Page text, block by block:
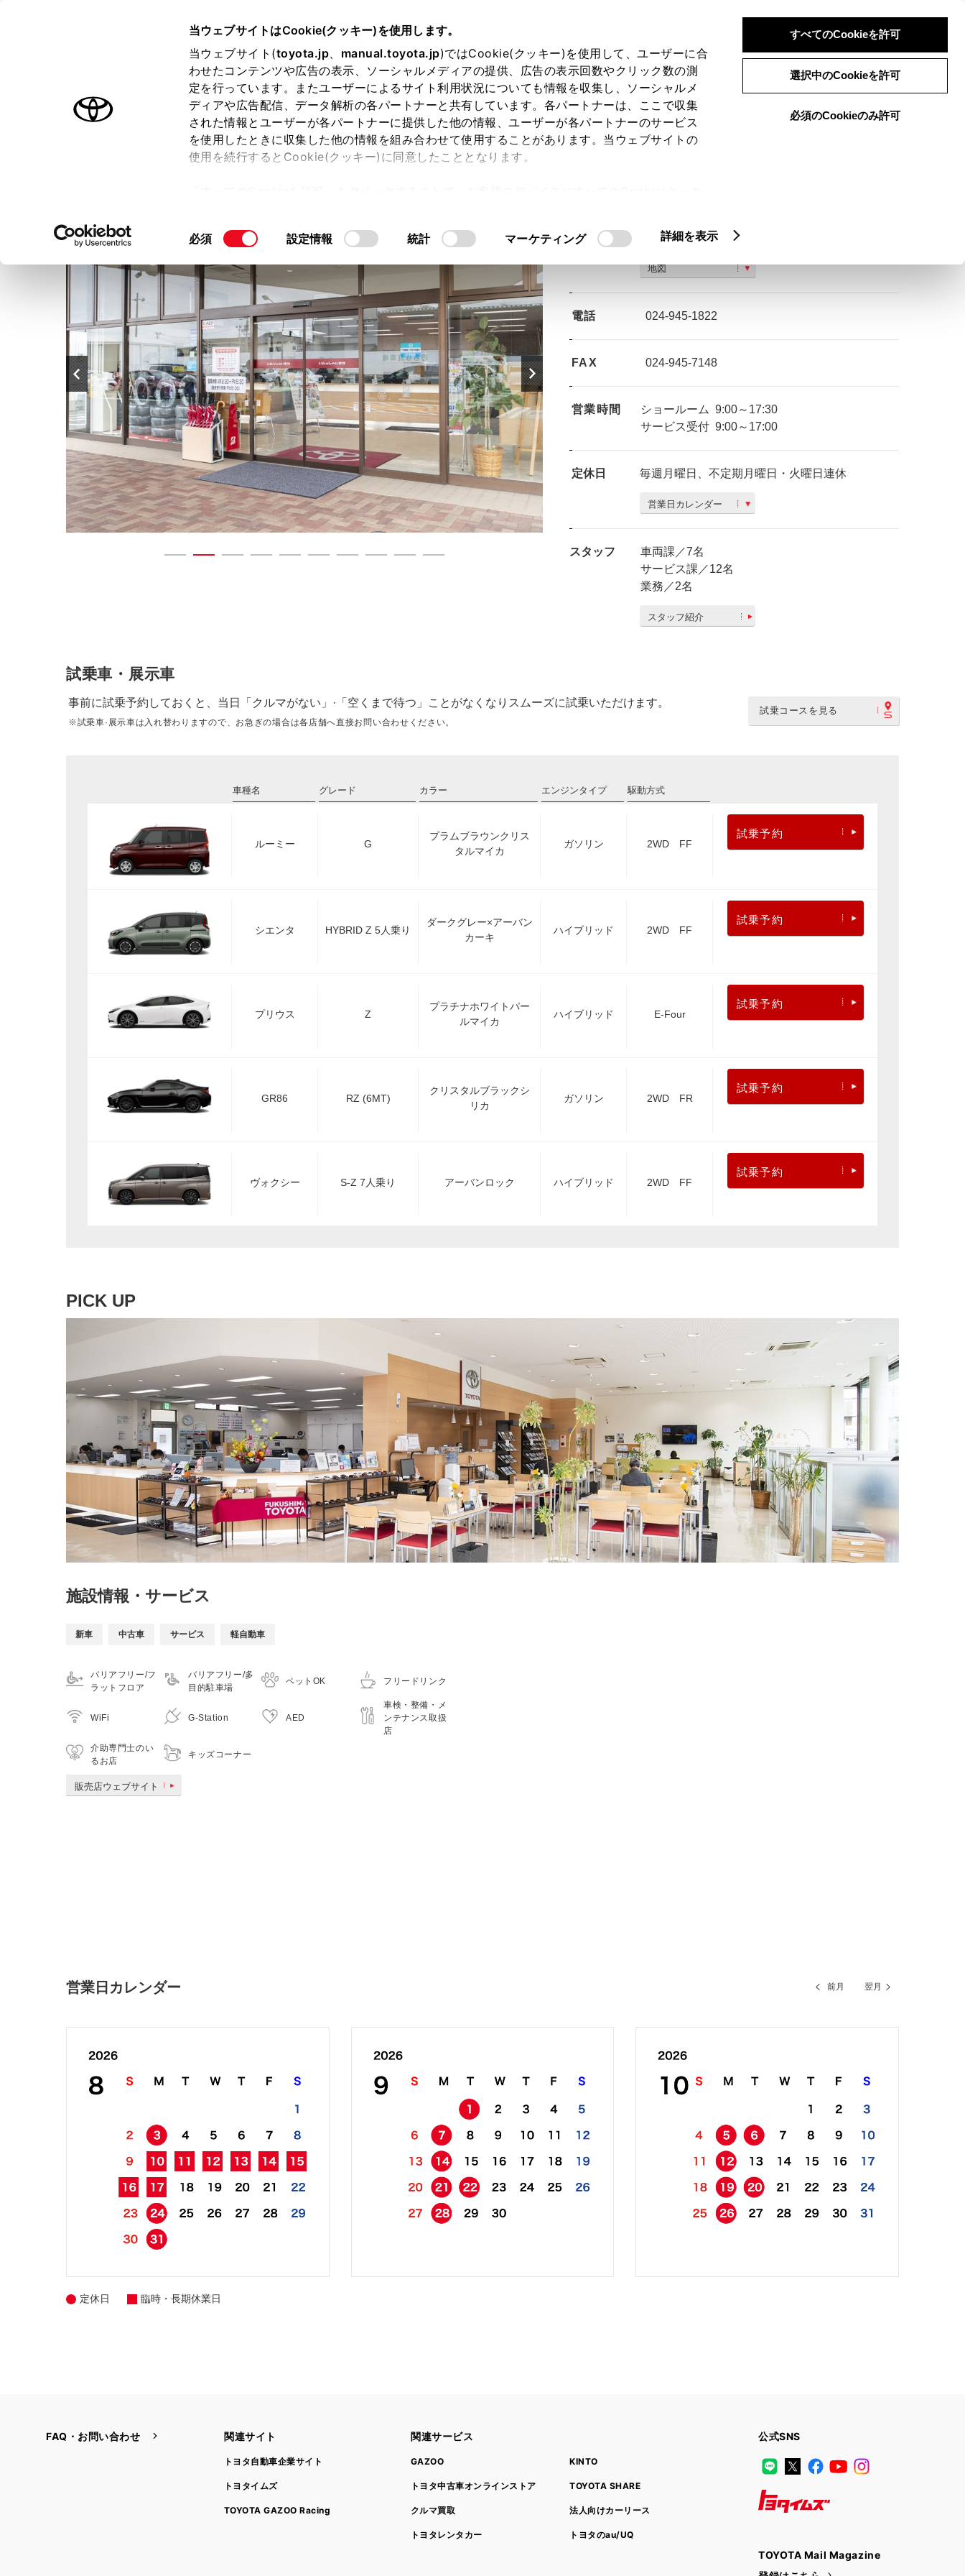
当ウェブサイトはCookie(クッキー)を使用します。
当ウェブサイト(toyota.jp、 manual.toyota.jp)ではCookie(クッキー)を使用して、ユーザーに合
わせたコンテンツや広告の表示、ソーシャルメディアの提供、広告の表示回数やクリック数の測
定を行っています。またユーザーによるサイト利用状況についても情報を収集し、ソーシャルメ
ディアや広告配信、データ解析の各パートナーと共有しています。各パートナーは、ここで収集
された情報とユーザーが各パートナーに提供した他の情報、ユーザーが各パートナーのサービス
を使用したときに収集した他の情報を組み合わせて使用することがあります。当ウェブサイトの
使用を続行するとCookie(クッキー)に同意したこととなります。
て」をご覧ください。
同
の
選
必須 設定情報 統計 マーケティング 詳細を表示
すべてのCookieを許可
選択中のCookieを許可
必須のCookieのみ許可
ログイン 検索 メニュー
オーナーサポート トピックス
店舗トップ スタッフ紹介 ご購入相談
住所 郡山市安積２丁目７０
地図
電話 024-945-1822
FAX 024-945-7148
営業時間 ショールーム
9:00～17:30
サービス受付 9:00～17:00
定休日 毎週月曜日、不定期月曜日・火曜日連休
営業日カレンダー
スタッフ
車両課／7名
サービス課／12名
業務／2名
スタッフ紹介
試乗車・展示車
事前に試乗予約しておくと、当日「クルマがない」·「空くまで待つ」ことがなくなりスムーズに試乗いただけます。
※試乗車·展示車は入れ替わりますので、お急ぎの場合は各店舗へ直接お問い合わせください。
試乗コースを見る
車種名 グレード カラー エンジンタイプ 駆動方式
ルーミー G
プラムブラウンクリス
タルマイカ
ガソリン 2WD FF
試乗予約
シエンタ HYBRID Z 5人乗り
ダークグレー×アーバン
カーキ
ハイブリッド 2WD FF
試乗予約
プリウス Z
プラチナホワイトパー
ルマイカ
ハイブリッド E-Four
試乗予約
GR86 RZ (6MT)
クリスタルブラックシ
リカ
ガソリン 2WD FR
試乗予約
ヴォクシー S-Z 7人乗り アーバンロック ハイブリッド 2WD FF
試乗予約
PICK UP
施設情報・サービス
新車 中古車 サービス 軽自動車
バリアフリー/フ
ラットフロア
バリアフリー/多
目的駐車場
ペットOK フリードリンク
WiFi G-Station AED
車検・整備・メ
ンテナンス取扱
店
介助専門士のい
るお店
キッズコーナー
販売店ウェブサイト
営業日カレンダー 前月 翌月
定休日 臨時・長期休業日
FAQ・お問い合わせ 関連サイト
トヨタ自動車企業サイト
トヨタイムズ
TOYOTA GAZOO Racing
関連サービス
GAZOO
トヨタ中古車オンラインストア
クルマ買取
トヨタレンタカー
KINTO
TOYOTA SHARE
法人向けカーリース
トヨタのau/UQ
公式SNS
LINE
X FacebookYouTube
TOYOTA Mail Magazine